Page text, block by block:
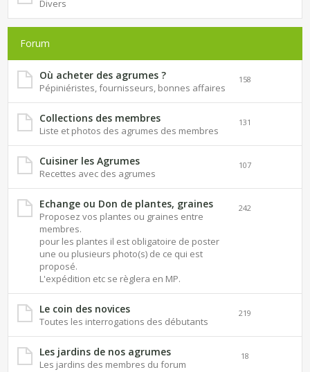
Divers
Forum
Où acheter des agrumes ?
Pépiniéristes, fournisseurs, bonnes affaires
158
Collections des membres
Liste et photos des agrumes des membres
131
Cuisiner les Agrumes
Recettes avec des agrumes
107
Echange ou Don de plantes, graines
Proposez vos plantes ou graines entre
membres.
pour les plantes il est obligatoire de poster
une ou plusieurs photo(s) de ce qui est
proposé.
L'expédition etc se règlera en MP.
242
Le coin des novices
Toutes les interrogations des débutants
219
Les jardins de nos agrumes
Les jardins des membres du forum
18